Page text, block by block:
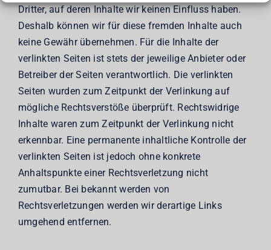
Dritter, auf deren Inhalte wir keinen Einfluss haben.
Deshalb können wir für diese fremden Inhalte auch
keine Gewähr übernehmen. Für die Inhalte der
verlinkten Seiten ist stets der jeweilige Anbieter oder
Betreiber der Seiten verantwortlich. Die verlinkten
Seiten wurden zum Zeitpunkt der Verlinkung auf
mögliche Rechtsverstöße überprüft. Rechtswidrige
Inhalte waren zum Zeitpunkt der Verlinkung nicht
erkennbar. Eine permanente inhaltliche Kontrolle der
verlinkten Seiten ist jedoch ohne konkrete
Anhaltspunkte einer Rechtsverletzung nicht
zumutbar. Bei bekannt werden von
Rechtsverletzungen werden wir derartige Links
umgehend entfernen.